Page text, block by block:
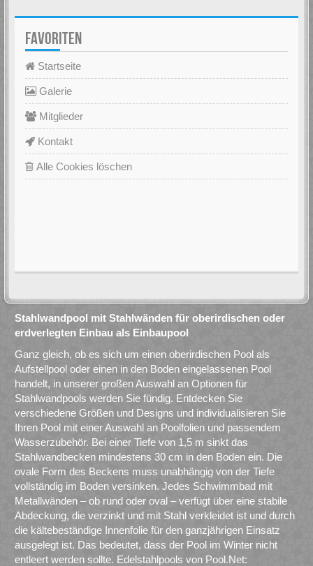
FAVORITEN
Startseite
Galerie
Mitglieder
Kontakt
Alle Cookies löschen
Stahlwandpool mit Stahlwänden für oberirdischen oder
erdverlegten Einbau als Einbaupool
Ganz gleich, ob es sich um einen oberirdischen Pool als
Aufstellpool oder einen in den Boden eingelassenen Pool
handelt, in unserer großen Auswahl an Optionen für
Stahlwandpools werden Sie fündig. Entdecken Sie
verschiedene Größen und Designs und individualisieren Sie
Ihren Pool mit einer Auswahl an Poolfolien und passendem
Wasserzubehör. Bei einer Tiefe von 1,5 m sinkt das
Stahlwandbecken mindestens 30 cm in den Boden ein. Die
ovale Form des Beckens muss unabhängig von der Tiefe
vollständig im Boden versinken. Jedes Schwimmbad mit
Metallwänden – ob rund oder oval – verfügt über eine stabile
Abdeckung, die verzinkt und mit Stahl verkleidet ist und durch
die kältebeständige Innenfolie für den ganzjährigen Einsatz
ausgelegt ist. Das bedeutet, dass der Pool im Winter nicht
entleert werden sollte. Edelstahlpools von Pool.Net: